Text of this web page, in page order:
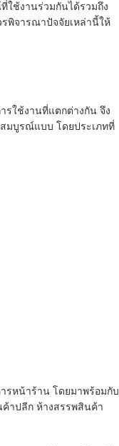
ใช้งานร่วมกันได้รวมถึง
พิจารณาปัจจัยเหล่านี้ให้
รใช้งานที่แตกต่างกัน จึง
สมบูรณ์แบบ โดยประเภทที่
รหน้าร้าน โดยมาพร้อมกับ
ค้าปลีก ห้างสรรพสินค้า